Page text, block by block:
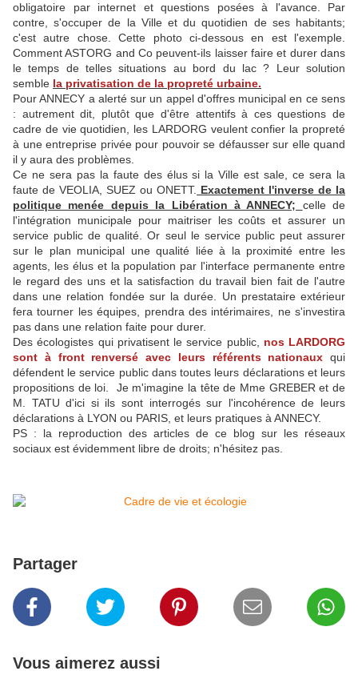
obligatoire par internet et questions posées à l'avance. Par
contre, s'occuper de la Ville et du quotidien de ses habitants;
c'est autre chose. Cette photo ci-dessous en est l'exemple.
Comment ASTORG and Co peuvent-ils laisser faire et durer dans
le temps de telles situations au bord du lac ? Leur solution
semble la privatisation de la propreté urbaine.
Pour ANNECY a alerté sur un appel d'offres municipal en ce sens
: autrement dit, plutôt que d'être attentifs à ces questions de
cadre de vie quotidien, les LARDORG veulent confier la propreté
à une entreprise privée pour pouvoir se défausser sur elle quand
il y aura des problèmes.
Ce ne sera pas la faute des élus si la Ville est sale, ce sera la
faute de VEOLIA, SUEZ ou ONETT. Exactement l'inverse de la
politique menée depuis la Libération à ANNECY; celle de
l'intégration municipale pour maitriser les coûts et assurer un
service public de qualité. Or seul le service public peut assurer
sur le plan municipal une qualité liée à la proximité entre les
agents, les élus et la population par l'interface permanente entre
le regard des uns et la satisfaction du travail bien fait de l'autre
dans une relation fondée sur la durée. Un prestataire extérieur
fera tourner les équipes, prendra des intérimaires, ne s'investira
pas dans une relation faite pour durer.
Des écologistes qui privatisent le service public, nos LARDORG
sont à front renversé avec leurs référents nationaux qui
défendent le service public dans toutes leurs déclarations et leurs
propositions de loi. Je m'imagine la tête de Mme GREBER et de
M. TATU d'ici si ils sont interrogés sur l'incohérence de leurs
déclarations à LYON ou PARIS, et leurs pratiques à ANNECY.
PS : la reproduction des articles de ce blog sur les réseaux
sociaux est évidemment libre de droits; n'hésitez pas.
Partager
Vous aimerez aussi